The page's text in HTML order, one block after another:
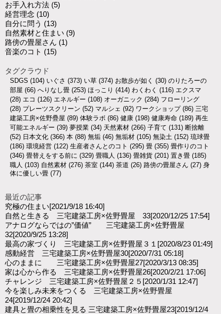
お手入れ方法 (5)
経営理念 (10)
自分に問う (13)
自然素材と住まい (9)
路傍の畳屋さん (1)
音楽のコト (15)
タグクラウド
SDGS (104) いぐさ (373) い草 (374) お散歩が如く (30) のりたろーの
部屋 (66) へりなし畳 (253) ほっこり (414) わくわく (116) エクスマ
(28) エコ (126) エネルギー (108) オーガニック (284) フローリング
(28) プレーツスクリーン (52) マルシェ (92) ワークショップ(86) 三宅
建築工房×佐野疊屋 (89) 体験ラボ (86) 健康 (198) 健康寿命 (189) 再生
可能エネルギー (39) 夢授業 (34) 天然素材 (266) 子育て (131) 断捨離
(52) 日本文化 (366) 本 (88) 無垢 (46) 無垢材 (105) 無染土 (152) 琉球畳
(186) 環境経営 (122) 生産者さんとのコト (295) 畳 (355) 畳作りのコト
(346) 畳替えをする前に (329) 畳職人 (136) 畳雑貨 (201) 置き畳 (185)
職人 (103) 自然素材 (276) 茶室 (144) 茶道 (26) 路傍の畳屋さん (27) 身
体に優しい畳 (77)
最近の記事
究極の住まい[2021/9/18 16:40]
自然と生きる 三宅建築工房×佐野畳屋 33[2020/12/25 17:54]
アナログならではの”価値” 三宅建築工房×佐野畳屋
32[2020/9/25 13:28]
最高の家づくり 三宅建築工房×佐野畳屋３１ [2020/8/23 01:49]
感動経営 三宅建築工房×佐野畳屋30[2020/7/31 05:18]
心のままに 三宅建築工房×佐野畳屋27[2020/3/13 08:35]
家は心から作る 三宅建築工房×佐野畳屋26[2020/2/21 17:06]
チャレンジ 三宅建築工房×佐野畳屋２５ [2020/1/31 12:47]
今を楽しみ未来をつくる 三宅建築工房×佐野畳屋
24[2019/12/24 20:42]
建具と畳の相乗性を見る 三宅建築工房×佐野畳屋23[2019/12/4